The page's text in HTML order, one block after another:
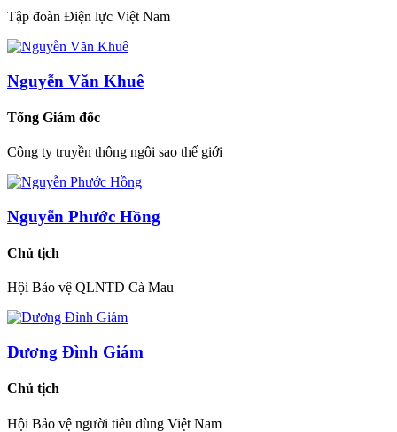
Tập đoàn Điện lực Việt Nam
Nguyễn Văn Khuê
Tổng Giám đốc
Công ty truyền thông ngôi sao thế giới
Nguyễn Phước Hồng
Chủ tịch
Hội Bảo vệ QLNTD Cà Mau
Dương Đình Giám
Chủ tịch
Hội Bảo vệ người tiêu dùng Việt Nam